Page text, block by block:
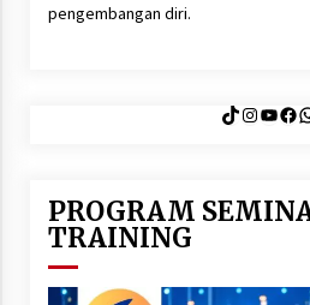
pengembangan diri.
TikTok
PROGRAM
TRAINING